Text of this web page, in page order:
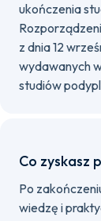
ukończenia
z dnia 12
wydawanych
studiów
Co zyskasz
Po
wiedzę i